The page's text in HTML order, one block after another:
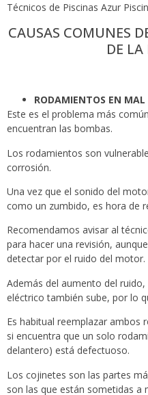
Técnicos de Piscinas Azur
CAUSAS COMUNES
DE
RODAMIENTOS EN MAL
Este es el problema más
encuentran las bombas.
Los rodamientos son
corrosión.
Una vez que el sonido del
como un zumbido, es hora de
Recomendamos avisar al
para hacer una revisión,
detectar por el ruido del motor.
Además del aumento del
eléctrico también sube, por lo
Es habitual reemplazar ambos
si encuentra que un solo
delantero) está defectuoso.
Los cojinetes son las partes
son las que están sometidas a